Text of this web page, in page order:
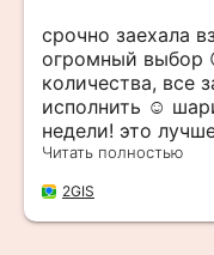
срочно заехала
огромный выбор
количества, все
исполнить ☺️
недели! это
шаров и
Читать полностью
2GIS